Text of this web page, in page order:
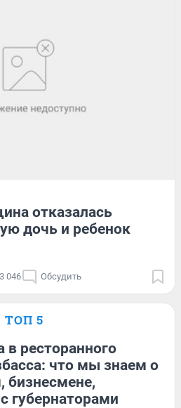
отказалась
дочь и ребенок
3 046 Обсудить
ТОП 5
в ресторанного
что мы знаем о
бизнесмене,
губернаторами